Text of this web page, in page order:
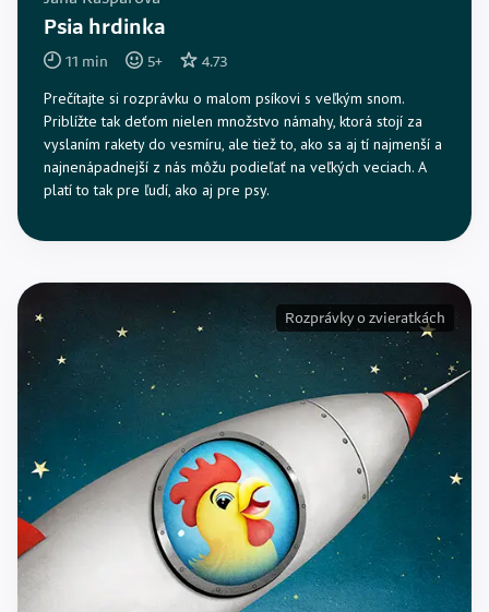
Psia hrdinka
11 min 5+ 4.73
Prečítajte si rozprávku o malom psíkovi s veľkým snom.
Priblížte tak deťom nielen množstvo námahy, ktorá stojí za
vyslaním rakety do vesmíru, ale tiež to, ako sa aj tí najmenší a
najnenápadnejší z nás môžu podieľať na veľkých veciach. A
platí to tak pre ľudí, ako aj pre psy.
Rozprávky o zvieratkách